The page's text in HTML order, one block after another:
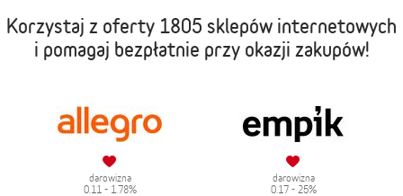
Korzystaj z oferty 1805 sklepów internetowych
i pomagaj bezpłatnie przy okazji zakupów!
darowizna
0.11 - 1.78%
darowizna
0.17 - 25%